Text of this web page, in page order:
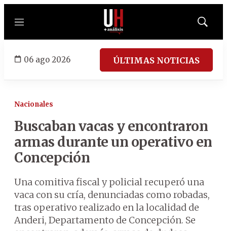
Menú
Mostrar
06 ago 2026 ÚLTIMAS NOTICIAS
Nacionales
Buscaban vacas y encontraron
armas durante un operativo en
Concepción
Una comitiva fiscal y policial recuperó una
vaca con su cría, denunciadas como robadas,
tras operativo realizado en la localidad de
Anderi, Departamento de Concepción. Se